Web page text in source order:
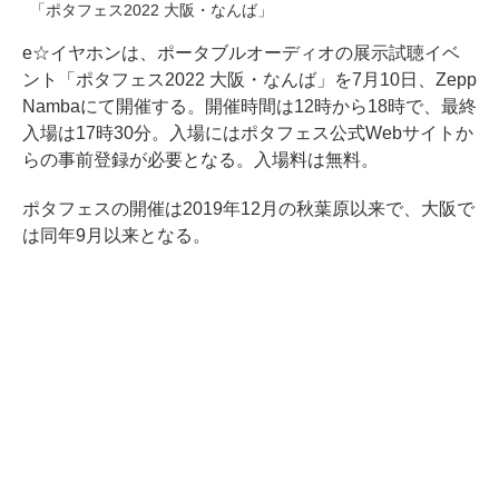
「ポタフェス2022 大阪・なんば」
e☆イヤホンは、ポータブルオーディオの展示試聴イベ
ント「ポタフェス2022 大阪・なんば」を7月10日、Zepp
Nambaにて開催する。開催時間は12時から18時で、最終
入場は17時30分。入場にはポタフェス公式Webサイトか
らの事前登録が必要となる。入場料は無料。
ポタフェスの開催は2019年12月の秋葉原以来で、大阪で
は同年9月以来となる。